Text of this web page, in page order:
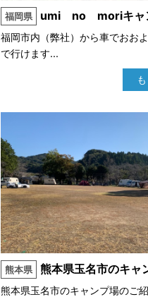
福岡県 umi no moriキャ
福岡市内（弊社）から車でおお
で行けます...
熊本県 熊本県玉名市のキャ
熊本県玉名市のキャンプ場のご紹